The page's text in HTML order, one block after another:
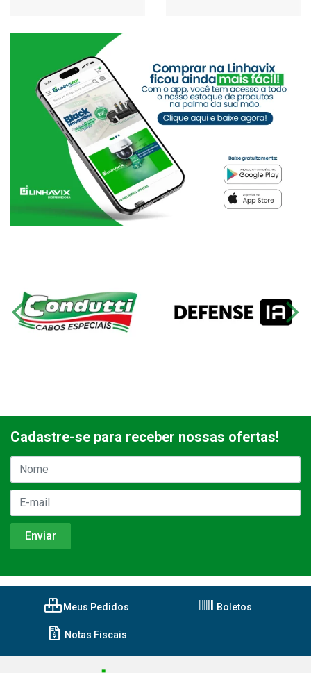
Cadastre-se para receber nossas ofertas!
Meus Pedidos Boletos
Notas Fiscais